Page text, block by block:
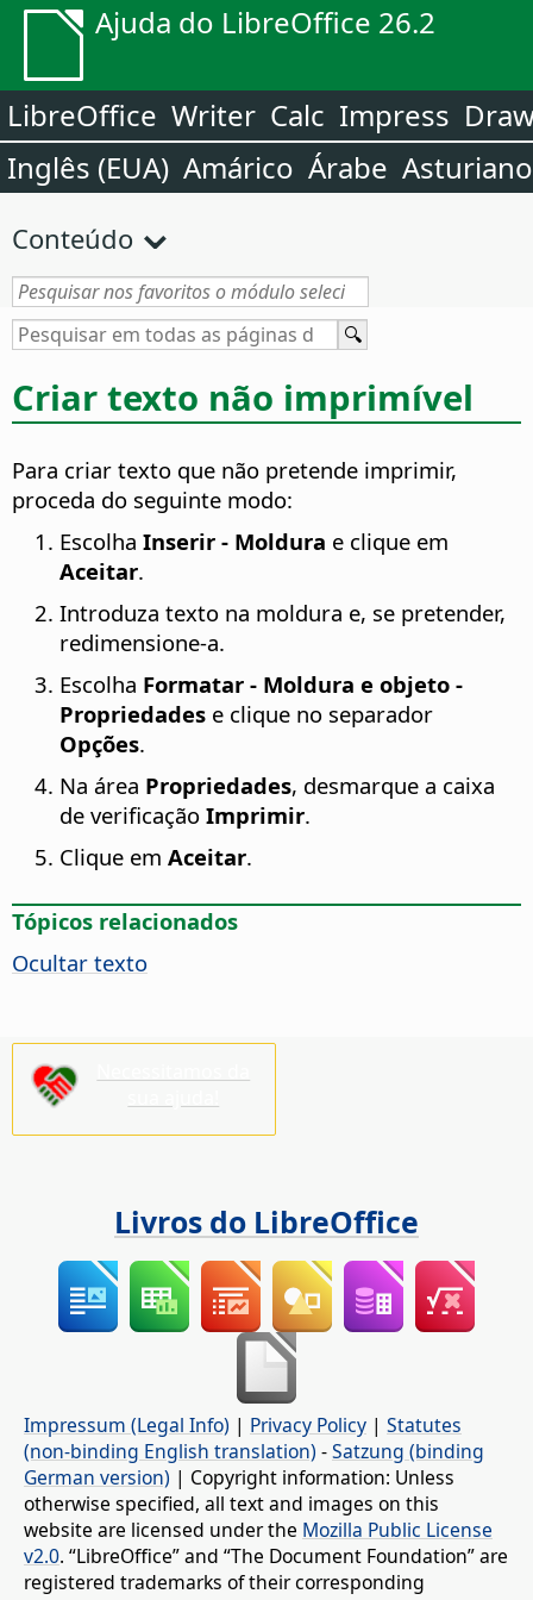
Ajuda do LibreOffice 26.2
LibreOffice Writer Calc Impress
Inglês (EUA) Amárico Árabe Asturiano
Conteúdo
Criar texto não imprimível
Para criar texto que não pretende imprimir,
proceda do seguinte modo:
Escolha Inserir - Moldura e clique em
Aceitar.
Introduza texto na moldura e, se pretender,
redimensione-a.
Escolha Formatar - Moldura e objeto -
Propriedades e clique no separador
Opções.
Na área Propriedades, desmarque a caixa
de verificação Imprimir.
Clique em Aceitar.
Tópicos relacionados
Ocultar texto
Livros do LibreOffice
Impressum (Legal Info) | Privacy Policy | Statutes
(non-binding English translation) -Satzung (binding
German version) | Copyright information: Unless
otherwise specified, all text and images on this
website are licensed under the Mozilla Public License
v2.0. “LibreOffice” and “The Document Foundation” are
registered trademarks of their corresponding